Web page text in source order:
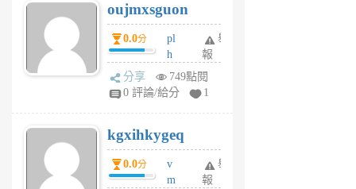
個
月
前
個
月
前
oujmxsguon
0.0分
pl
h
wi
w
6
個
月
前
舉
報
分享
749點閱
0 評論/給分
1
kgxihkygeq
0.0分
v
m
舉
報